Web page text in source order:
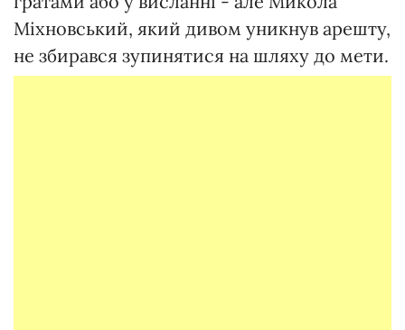
Міхновський, який дивом уникнув арешту,
не збирався зупинятися на шляху до мети.